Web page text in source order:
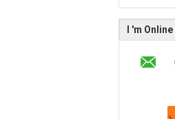
I 'm